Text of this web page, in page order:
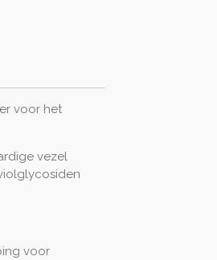
voor het
vezel
voor